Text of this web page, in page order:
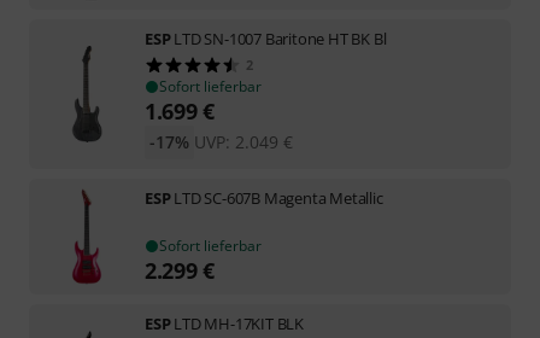
ESPLTD SN-1007 Baritone HT BK Bl
2
Sofort lieferbar
1.699€
UVP: 2.049 €
-17%
ESPLTD SC-607B Magenta Metallic
Sofort lieferbar
2.299€
ESPLTD MH-17KIT BLK